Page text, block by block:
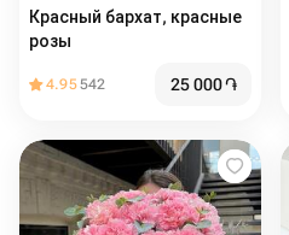
Красный бархат️, красные
розы
4.95542 25 000֏